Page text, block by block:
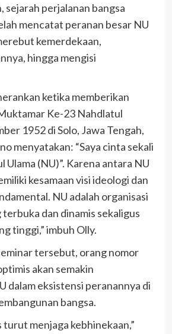
sejarah perjalanan bangsa
mencatat peranan besar NU
kemerdekaan,
hingga mengisi
ketika memberikan
Ke-23 Nahdlatul
1952 di Solo, Jawa Tengah,
menyatakan: “Saya cinta sekali
Ulama (NU)”. Karena antara NU
kesamaan visi ideologi dan
NU adalah organisasi
terbuka dan dinamis sekaligus
tinggi,” imbuh Olly.
tersebut, orang nomor
akan semakin
dalam eksistensi peranannya di
bangsa.
turut menjaga kebhinekaan,”